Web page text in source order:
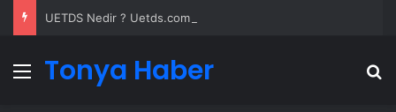
Menü
Tonya Haber